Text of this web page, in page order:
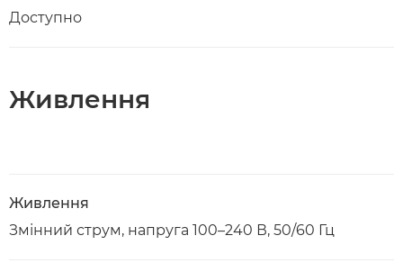
Доступно
Живлення
Живлення
Змінний струм, напруга 100–240 В, 50/60 Гц